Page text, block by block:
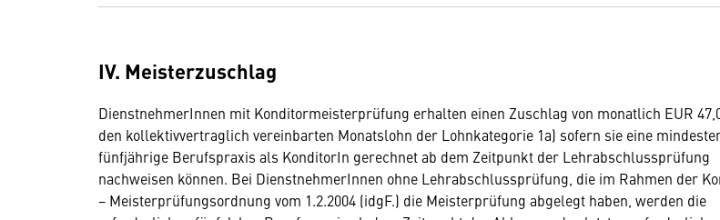
IV. Meisterzuschlag
DienstnehmerInnen mit Konditormeisterprüfung erhalten einen Zuschlag von monatlich EUR
den kollektivvertraglich vereinbarten Monatslohn der Lohnkategorie 1a) sofern sie eine
fünfjährige Berufspraxis als KonditorIn gerechnet ab dem Zeitpunkt der Lehrabschlussprüfung
nachweisen können. Bei DienstnehmerInnen ohne Lehrabschlussprüfung, die im Rahmen der
− Meisterprüfungsordnung vom 1.2.2004 (idgF.) die Meisterprüfung abgelegt haben, werden die